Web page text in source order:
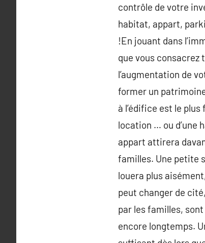
contrôle de votre
habitat, appart,
!En jouant dans
que vous consacrez
l’augmentation de
former un
à l’édifice est le
location … ou d’une
appart attirera
familles. Une petite
louera plus
peut changer de
par les familles,
encore longtemps.